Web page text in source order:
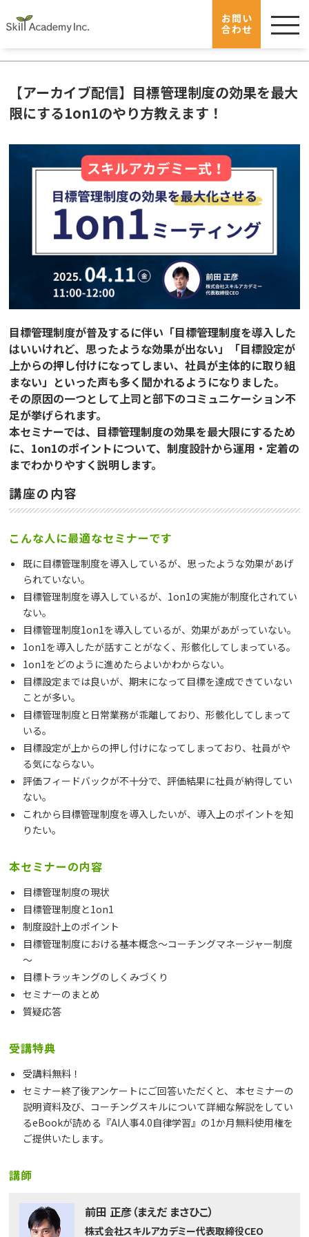
お問い
合わせ
menu
スキルアカデミー
【アーカイブ配信】目標管理制度の効果を最大限にする1on1のやり方教え
【アーカイブ配信】目標管理制度の効果を最大
限にする1on1のやり方教えます！
目標管理制度が普及するに伴い「目標管理制度を導入した
はいいけれど、思ったような効果が出ない」「目標設定が
上からの押し付けになってしまい、社員が主体的に取り組
まない」といった声も多く聞かれるようになりました。
その原因の一つとして上司と部下のコミュニケーション不
足が挙げられます。
本セミナーでは、目標管理制度の効果を最大限にするため
に、1on1のポイントについて、制度設計から運用・定着の
までわかりやすく説明します。
講座の内容
こんな人に最適なセミナーです
既に目標管理制度を導入しているが、思ったような効果があげ
られていない。
目標管理制度を導入しているが、1on1の実施が制度化されてい
ない。
目標管理制度1on1を導入しているが、効果があがっていない。
1on1を導入したが話すことがなく、形骸化してしまっている。
1on1をどのように進めたらよいかわからない。
目標設定までは良いが、期末になって目標を達成できていない
ことが多い。
目標管理制度と日常業務が乖離しており、形骸化してしまって
いる。
目標設定が上からの押し付けになってしまっており、社員がや
る気にならない。
評価フィードバックが不十分で、評価結果に社員が納得してい
ない。
これから目標管理制度を導入したいが、導入上のポイントを知
りたい。
本セミナーの内容
目標管理制度の現状
目標管理制度と1on1
制度設計上のポイント
目標管理制度における基本概念～コーチングマネージャー制度
～
目標トラッキングのしくみづくり
セミナーのまとめ
質疑応答
受講特典
受講料無料！
セミナー終了後アンケートにご回答いただくと、 本セミナーの
説明資料及び、コーチングスキルについて詳細な解説をしてい
るeBookが読める『AI人事4.0自律学習』の1か月無料使用権を
ご提供いたします。
講師
前田 正彦（まえだ まさひこ）
株式会社スキルアカデミー代表取締役CEO